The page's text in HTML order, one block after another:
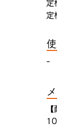
定
定
-